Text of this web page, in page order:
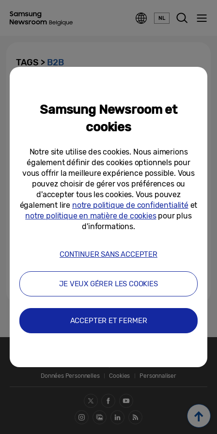
NL
TAGS > B2B
entreprises : Samsung Zero...
27-01-2026
commerçants équipés de
terminaux de paiement...
21-12-2022
1
Données Personnelles
Cookies Personnaliser
Samsung Newsroom et
cookies
Notre site utilise des cookies. Nous aimerions
également définir des cookies optionnels pour
vous offrir la meilleure expérience possible. Vous
pouvez choisir de gérer vos préférences ou
d'accepter tous les cookies. Vous pouvez
également lire notre politique de confidentialitéet
notre politique en matière de cookiespour plus
d'informations.
CONTINUER SANS ACCEPTER
JE VEUX GÉRER LES COOKIES
ACCEPTER ET FERMER